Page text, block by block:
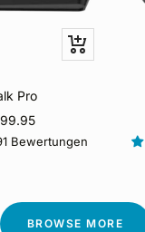
Schnellansicht
Pro
Bewertungen
BROWSE MORE